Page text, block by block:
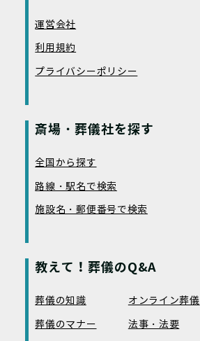
運営会社
利用規約
プライバシーポリシー
斎場・葬儀社を探す
全国から探す
路線・駅名で検索
施設名・郵便番号で検索
教えて！葬儀のQ&A
葬儀の知識 オンライン葬儀
葬儀のマナー
法事・法要